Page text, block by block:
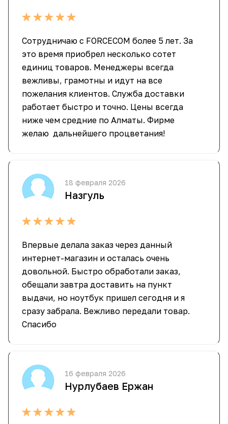
Сотрудничаю с FORCECOM более 5 лет. За
это время приобрел несколько сотет
единиц товаров. Менеджеры всегда
вежливы, грамотны и идут на все
пожелания клиентов. Служба доставки
работает быстро и точно. Цены всегда
ниже чем средние по Алматы. Фирме
желаю дальнейшего процветания!
18 февраля 2026
Назгуль
Впервые делала заказ через данный
интернет-магазин и осталась очень
довольной. Быстро обработали заказ,
обещали завтра доставить на пункт
выдачи, но ноутбук пришел сегодня и я
сразу забрала. Вежливо передали товар.
Спасибо
16 февраля 2026
Нурлубаев Ержан